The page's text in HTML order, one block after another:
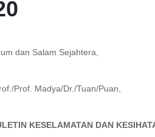
dan Salam Sejahtera,
Prof. Madya/Dr./Tuan/Puan,
KESELAMATAN DAN